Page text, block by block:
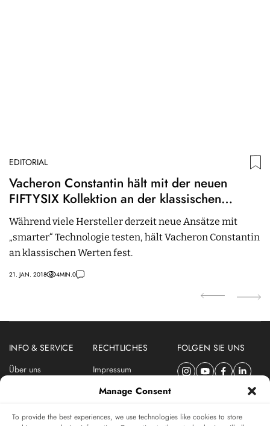
Manage Consent
To provide the best experiences, we use technologies like cookies to store
EDITORIAL
Vacheron Constantin hält mit der neuen
FIFTYSIX Kollektion an der klassischen
Uhrmacherei fest
Während viele Hersteller derzeit neue Ansätze mit
„smarter“ Technologie testen, hält Vacheron Constantin
an klassischen Werten fest.
21. JAN. 2018 4MIN.0
INFO & SERVICE
Über uns
RECHTLICHES
Impressum
Datenschutzerklärung
FOLGEN SIE UNS
ABONNIEREN SIE DEN SWISSWATCHES NEWSLETTER